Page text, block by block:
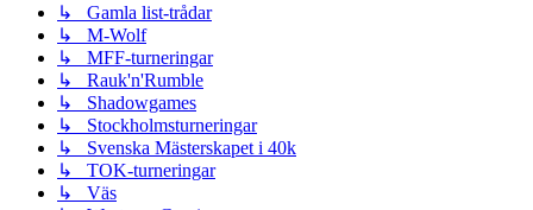
↳ Gamla list-trådar
↳ M-Wolf
↳ MFF-turneringar
↳ Rauk'n'Rumble
↳ Shadowgames
↳ Stockholmsturneringar
↳ Svenska Mästerskapet i 40k
↳ TOK-turneringar
↳ Väs